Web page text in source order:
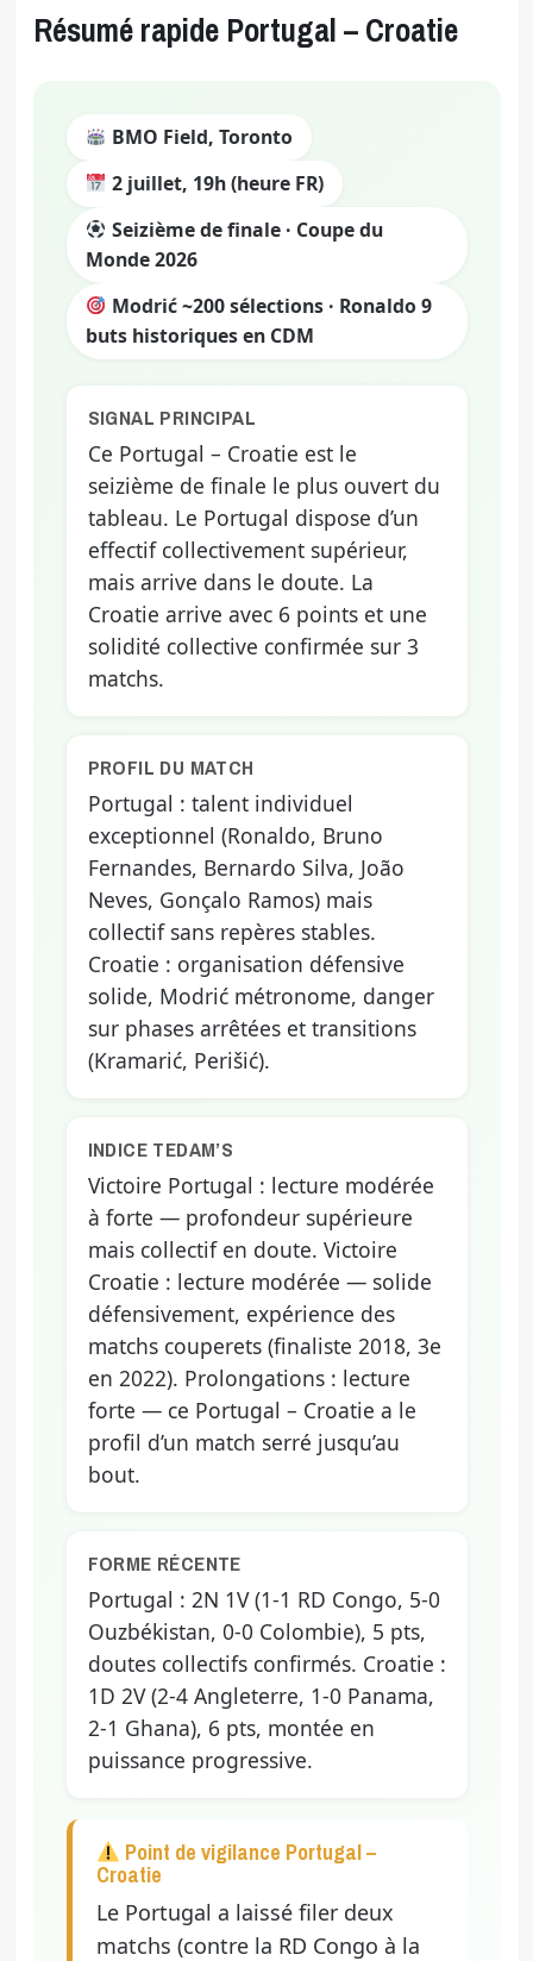
Résumé rapide Portugal – Croatie
BMO Field, Toronto
2 juillet, 19h (heure FR)
Seizième de finale · Coupe du
Monde 2026
Modrić ~200 sélections · Ronaldo 9
buts historiques en CDM
SIGNAL PRINCIPAL
Ce Portugal – Croatie est le
seizième de finale le plus ouvert du
tableau. Le Portugal dispose d’un
effectif collectivement supérieur,
mais arrive dans le doute. La
Croatie arrive avec 6 points et une
solidité collective confirmée sur 3
matchs.
PROFIL DU MATCH
Portugal : talent individuel
exceptionnel (Ronaldo, Bruno
Fernandes, Bernardo Silva, João
Neves, Gonçalo Ramos) mais
collectif sans repères stables.
Croatie : organisation défensive
solide, Modrić métronome, danger
sur phases arrêtées et transitions
(Kramarić, Perišić).
INDICE TEDAM’S
Victoire Portugal : lecture modérée
à forte — profondeur supérieure
mais collectif en doute. Victoire
Croatie : lecture modérée — solide
défensivement, expérience des
matchs couperets (finaliste 2018, 3e
en 2022). Prolongations : lecture
forte — ce Portugal – Croatie a le
profil d’un match serré jusqu’au
bout.
FORME RÉCENTE
Portugal : 2N 1V (1-1 RD Congo, 5-0
Ouzbékistan, 0-0 Colombie), 5 pts,
doutes collectifs confirmés. Croatie :
1D 2V (2-4 Angleterre, 1-0 Panama,
2-1 Ghana), 6 pts, montée en
puissance progressive.
Point de vigilance Portugal –
Croatie
Le Portugal a laissé filer deux
matchs (contre la RD Congo à la